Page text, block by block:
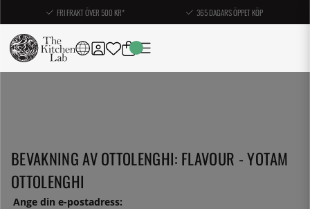
FRI FRAKT ÖVER 500 KR* 365 DAGARS ÖPPET KÖP
BEVAKNING AV OTTOLENGHI: FLAVOUR - YOTAM
OTTOLENGHI
Ange din e-postadress: